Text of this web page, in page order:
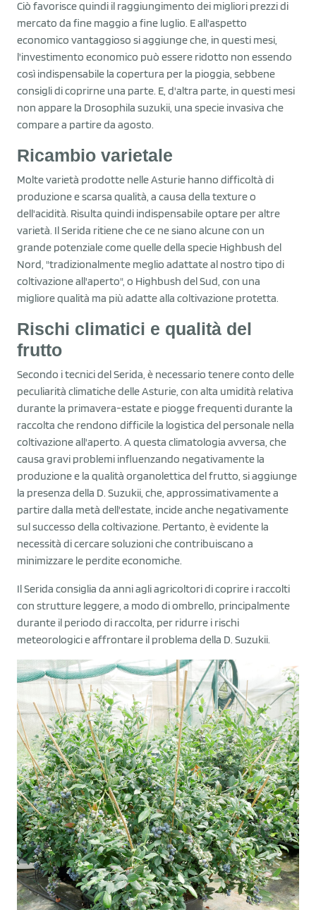
Ciò favorisce quindi il raggiungimento dei migliori prezzi di
mercato da fine maggio a fine luglio. E all'aspetto
economico vantaggioso si aggiunge che, in questi mesi,
l'investimento economico può essere ridotto non essendo
così indispensabile la copertura per la pioggia, sebbene
consigli di coprirne una parte. E, d'altra parte, in questi mesi
non appare la Drosophila suzukii, una specie invasiva che
compare a partire da agosto.
Ricambio varietale
Molte varietà prodotte nelle Asturie hanno difficoltà di
produzione e scarsa qualità, a causa della texture o
dell'acidità. Risulta quindi indispensabile optare per altre
varietà. Il Serida ritiene che ce ne siano alcune con un
grande potenziale come quelle della specie Highbush del
Nord, "tradizionalmente meglio adattate al nostro tipo di
coltivazione all'aperto", o Highbush del Sud, con una
migliore qualità ma più adatte alla coltivazione protetta.
Rischi climatici e qualità del
frutto
Secondo i tecnici del Serida, è necessario tenere conto delle
peculiarità climatiche delle Asturie, con alta umidità relativa
durante la primavera-estate e piogge frequenti durante la
raccolta che rendono difficile la logistica del personale nella
coltivazione all'aperto. A questa climatologia avversa, che
causa gravi problemi influenzando negativamente la
produzione e la qualità organolettica del frutto, si aggiunge
la presenza della D. Suzukii, che, approssimativamente a
partire dalla metà dell'estate, incide anche negativamente
sul successo della coltivazione. Pertanto, è evidente la
necessità di cercare soluzioni che contribuiscano a
minimizzare le perdite economiche.
Il Serida consiglia da anni agli agricoltori di coprire i raccolti
con strutture leggere, a modo di ombrello, principalmente
durante il periodo di raccolta, per ridurre i rischi
meteorologici e affrontare il problema della D. Suzukii.